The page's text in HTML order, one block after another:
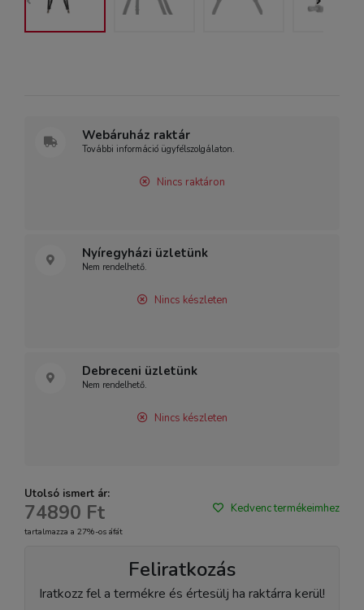
Webáruház raktár
További információ ügyfélszolgálaton.
Nincs raktáron
Nyíregyházi üzletünk
Nem rendelhető.
Nincs készleten
Debreceni üzletünk
Nem rendelhető.
Nincs készleten
Utolsó ismert ár:
74890 Ft
tartalmazza a 27%-os áfát
Kedvenc termékeimhez
Feliratkozás
Iratkozz fel a termékre és értesülj ha raktárra kerül!